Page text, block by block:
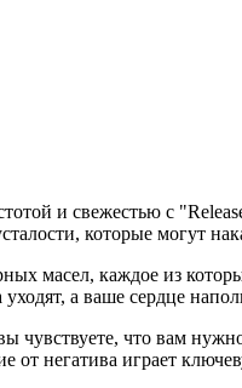
и свежестью с
которые могут
масел, каждое из
а ваше сердце
чувствуете, что вам
от негатива играет